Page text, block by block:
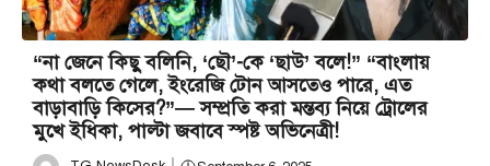
“না জেনে কিছু বলিনি, ‘ছৌ’-কে ‘ছাউ’ বলে!” “বাংলায়
কথা বলতে গেলে, ইংরেজি টোন আসতেও পারে, এত
বাড়াবাড়ি কিসের?”— সম্প্রতি করা মন্তব্য নিয়ে ট্রোলের
মুখে ইধিকা, পাল্টা জবাবে স্পষ্ট অভিনেত্রী!